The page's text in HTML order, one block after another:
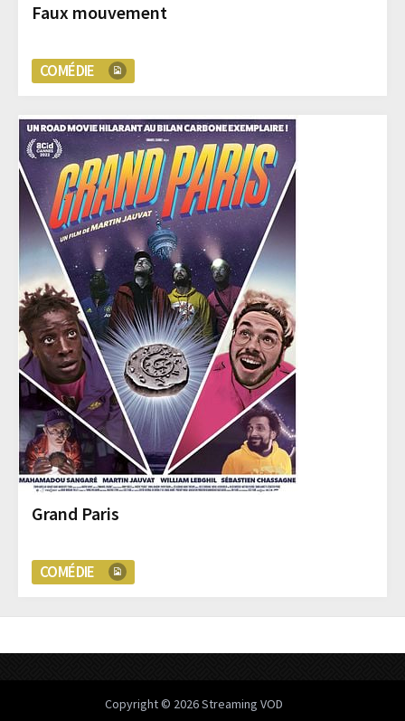
Faux mouvement
COMÉDIE
Grand Paris
COMÉDIE
Copyright © 2026Streaming VOD